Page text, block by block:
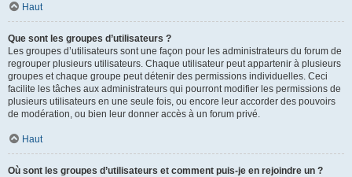
Haut
Que sont les groupes d’utilisateurs ?
Les groupes d’utilisateurs sont une façon pour les administrateurs du forum de
regrouper plusieurs utilisateurs. Chaque utilisateur peut appartenir à plusieurs
groupes et chaque groupe peut détenir des permissions individuelles. Ceci
facilite les tâches aux administrateurs qui pourront modifier les permissions de
plusieurs utilisateurs en une seule fois, ou encore leur accorder des pouvoirs
de modération, ou bien leur donner accès à un forum privé.
Haut
Où sont les groupes d’utilisateurs et comment puis-je en rejoindre un ?